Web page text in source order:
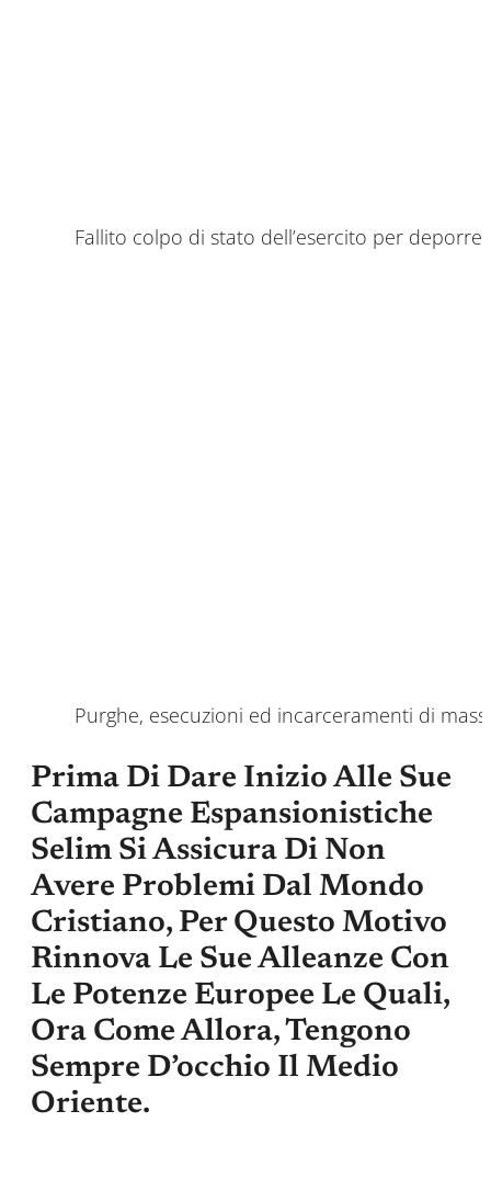
Fallito colpo di stato dell’esercito per deporre
Purghe, esecuzioni ed incarceramenti di
Prima Di Dare Inizio Alle Sue
Campagne Espansionistiche
Selim Si Assicura Di Non
Avere Problemi Dal Mondo
Cristiano, Per Questo Motivo
Rinnova Le Sue Alleanze Con
Le Potenze Europee Le Quali,
Ora Come Allora, Tengono
Sempre D’occhio Il Medio
Oriente.